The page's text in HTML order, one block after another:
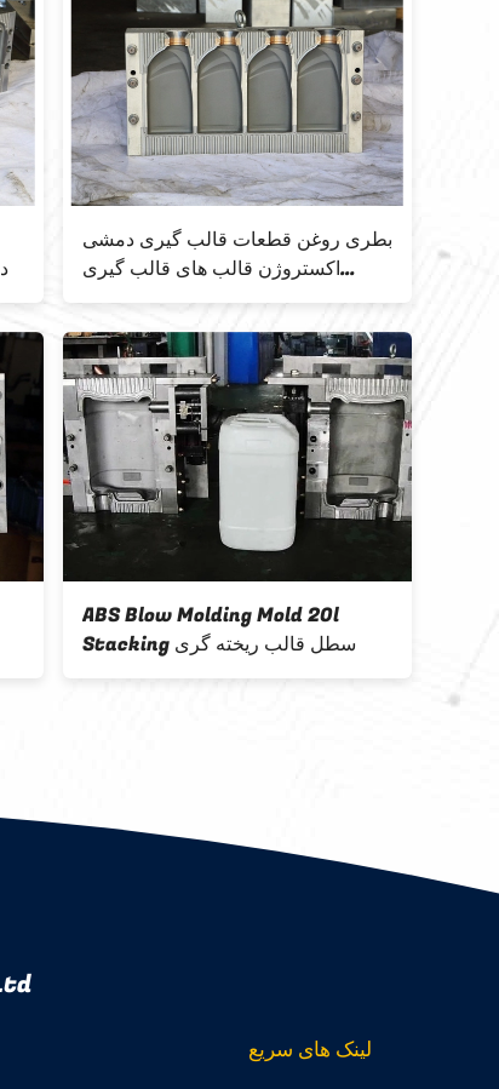
بطری روغن قطعات قالب گیری دمشی
اکستروژن قالب های قالب گیری
دمشی 1 لیتری
ABS Blow Molding Mold 20l
Stacking سطل قالب ریخته گری
لینک های سریع